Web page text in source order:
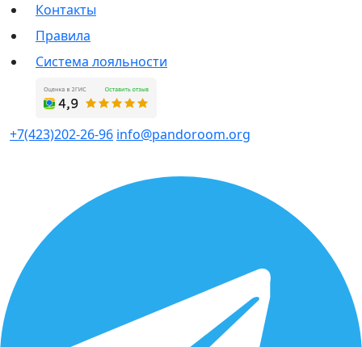
Контакты
Правила
Система лояльности
+7(423)202-26-96 info@pandoroom.org